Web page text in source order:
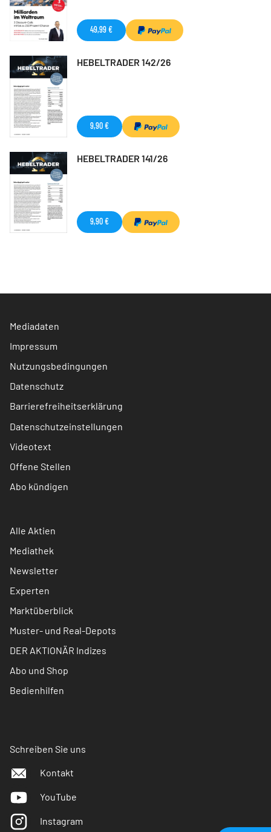
49,99 €
HEBELTRADER 142/26
9,90 €
HEBELTRADER 141/26
9,90 €
Mediadaten
Impressum
Nutzungsbedingungen
Datenschutz
Barrierefreiheitserklärung
Datenschutzeinstellungen
Videotext
Offene Stellen
Abo kündigen
Alle Aktien
Mediathek
Newsletter
Experten
Marktüberblick
Muster- und Real-Depots
DER AKTIONÄR Indizes
Abo und Shop
Bedienhilfen
Schreiben Sie uns
Kontakt
YouTube
Instagram